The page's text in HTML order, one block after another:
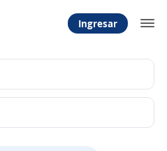
Ingresar